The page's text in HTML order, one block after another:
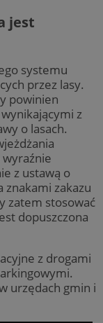
jest
systemu
przez lasy.
powinien
z
o lasach.
z ustawą o
znakami zakazu
zatem stosować
dopuszczona
z drogami
urzędach gmin i